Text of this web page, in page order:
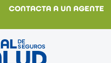
CONTACTA A UN AGENTE